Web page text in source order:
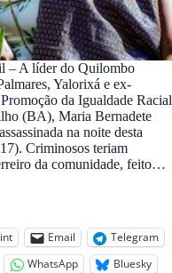
– A líder do Quilombo
Yalorixá e ex-
da Igualdade Racial
(BA), Maria Bernadete
na noite desta
Criminosos teriam
da comunidade, feito…
Email
Telegram
WhatsApp
Bluesky